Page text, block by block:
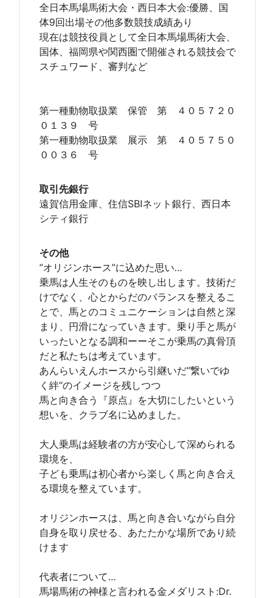
全日本馬場馬術大会・西日本大会:優勝、国
体9回出場その他多数競技成績あり
現在は競技役員として全日本馬場馬術大会、
国体、福岡県や関西圏で開催される競技会で
スチュワード、審判など
第一種動物取扱業 保管 第 ４０５７２０
０１３９ 号
第一種動物取扱業 展示 第 ４０５７５０
００３６ 号
取引先銀行
遠賀信用金庫、住信SBIネット銀行、西日本
シティ銀行
その他
“オリジンホース”に込めた思い…
乗馬は人生そのものを映し出します。技術だ
けでなく、心とからだのバランスを整えるこ
とで、馬とのコミュニケーションは自然と深
まり、円滑になっていきます。乗り手と馬が
いったいとなる調和ーーそこが乗馬の真骨頂
だと私たちは考えています。
あんらいえんホースから引継いだ”繋いでゆ
く絆“のイメージを残しつつ
馬と向き合う『原点』を大切にしたいという
想いを、クラブ名に込めました。
大人乗馬は経験者の方が安心して深められる
環境を、
子ども乗馬は初心者から楽しく馬と向き合え
る環境を整えています。
オリジンホースは、馬と向き合いながら自分
自身を取り戻せる、あたたかな場所であり続
けます
代表者について…
馬場馬術の神様と言われる金メダリスト:Dr.